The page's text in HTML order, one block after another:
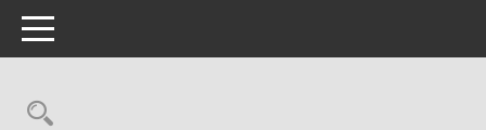
Toggle navigation